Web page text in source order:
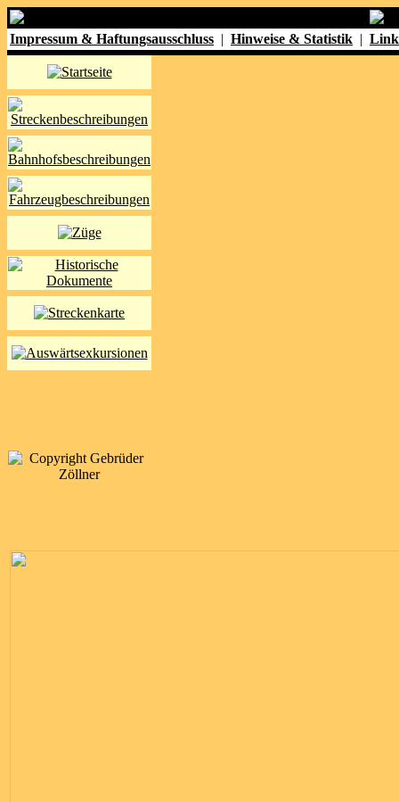
Impressum & Haftungsausschluss | Hinweise & Statistik |